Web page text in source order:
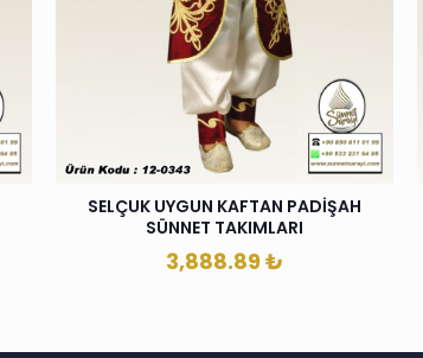
SELÇUK UYGUN KAFTAN PADİŞAH
SÜNNET TAKIMLARI
3,888.89 ₺